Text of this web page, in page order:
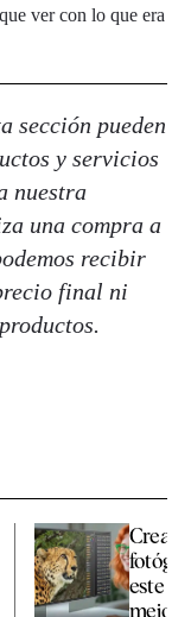
ver con lo que era
sección pueden
y servicios
nuestra
una compra a
recibir
final ni
este
mejor